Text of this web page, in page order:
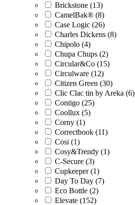
Brickstone (13)
CamelBak® (8)
Case Logic (26)
Charles Dickens (8)
Chipolo (4)
Chupa Chups (2)
Circular&Co (15)
Circulware (12)
Citizen Green (30)
Clic Clac tin by Areka (6)
Contigo (25)
Coollux (5)
Corny (1)
Correctbook (11)
Cosi (1)
Cosy&Trendy (1)
C-Secure (3)
Cupkeeper (1)
Day To Day (7)
Eco Bottle (2)
Elevate (152)